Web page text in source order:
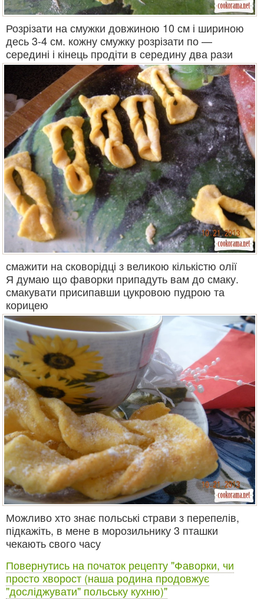
Розрізати на смужки довжиною 10 см і шириною
десь 3-4 см. кожну смужку розрізати по —
середині і кінець продіти в середину два рази
смажити на сковорідці з великою кількістю олії
Я думаю що фаворки припадуть вам до смаку.
смакувати присипавши цукровою пудрою та
корицею
Можливо хто знає польські страви з перепелів,
підкажіть, в мене в морозильнику 3 пташки
чекають свого часу
Повернутись на початок рецепту "Фаворки, чи
просто хворост (наша родина продовжує
"досліджувати" польську кухню)"